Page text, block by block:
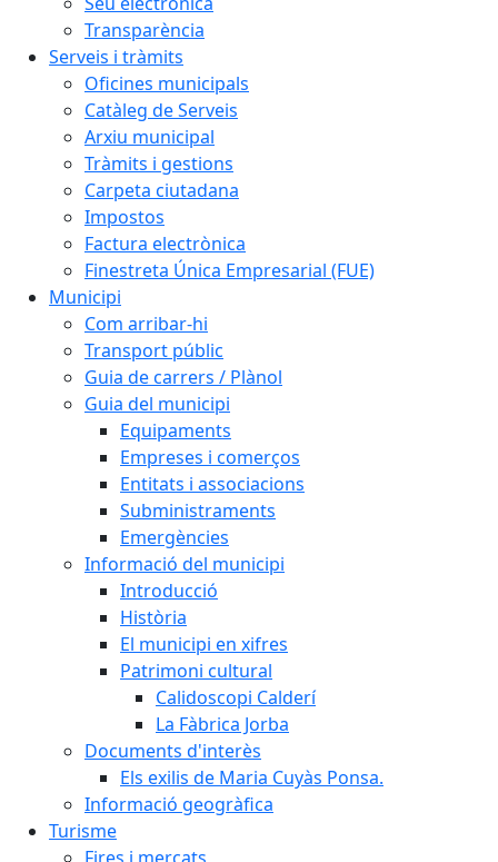
Transparència
Serveis i tràmits
Oficines municipals
Catàleg de Serveis
Arxiu municipal
Tràmits i gestions
Carpeta ciutadana
Impostos
Factura electrònica
Finestreta Única Empresarial (FUE)
Municipi
Com arribar-hi
Transport públic
Guia de carrers / Plànol
Guia del municipi
Equipaments
Empreses i comerços
Entitats i associacions
Subministraments
Emergències
Informació del municipi
Introducció
Història
El municipi en xifres
Patrimoni cultural
Calidoscopi Calderí
La Fàbrica Jorba
Documents d'interès
Els exilis de Maria Cuyàs Ponsa.
Informació geogràfica
Turisme